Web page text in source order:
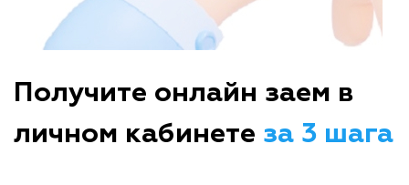
Получите онлайн заем в
личном кабинете за 3 шага